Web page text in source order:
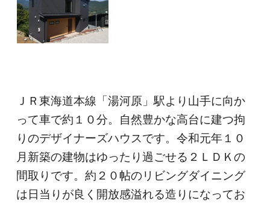
ＪＲ東海道本線「湯河原」駅より山手に向か
って車で約１０分。自然豊かな高台に建つ拘
りのデザイナーズハウスです。令和元年１０
月新築の建物はゆったり過ごせる２ＬＤＫの
間取りです。約２０帖のリビングダイニング
は日当りが良く開放感溢れる造りになってお